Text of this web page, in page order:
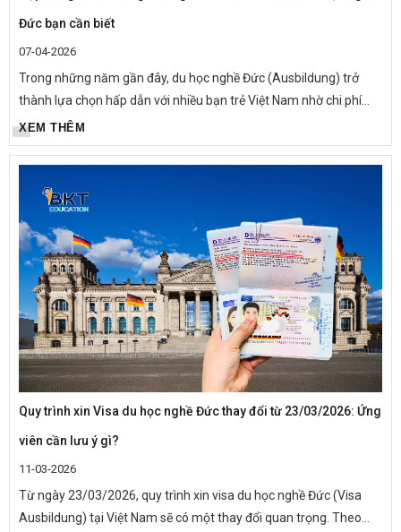
Đức bạn cần biết
07-04-2026
Trong những năm gần đây, du học nghề Đức (Ausbildung) trở
thành lựa chọn hấp dẫn với nhiều bạn trẻ Việt Nam nhờ chi phí
thấp, có lương trong quá trình học và cơ hội định cư lâu...
XEM THÊM
Quy trình xin Visa du học nghề Đức thay đổi từ 23/03/2026: Ứng
viên cần lưu ý gì?
11-03-2026
Từ ngày 23/03/2026, quy trình xin visa du học nghề Đức (Visa
Ausbildung) tại Việt Nam sẽ có một thay đổi quan trọng. Theo